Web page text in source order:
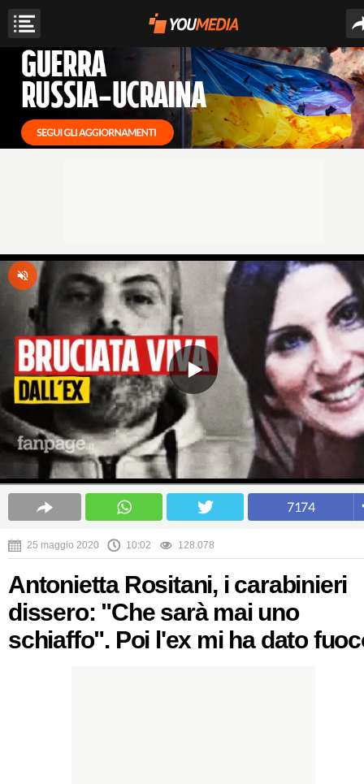
7174
25 maggio 2020 10:02 128.078
Antonietta Rositani, i carabinieri
dissero: "Che sarà mai uno
schiaffo". Poi l'ex mi ha dato